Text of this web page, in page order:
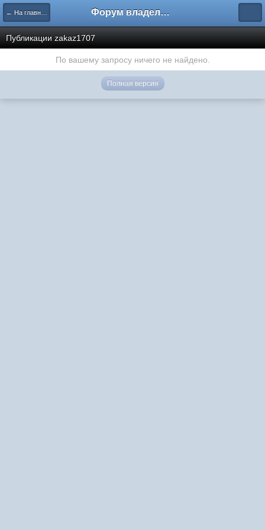
← На главную Форум владельцев интернет-магазинов
Публикации zakaz1707
По вашему запросу ничего не найдено.
Полная версия